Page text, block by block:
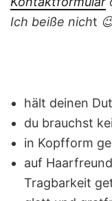
Ich beiße nicht
hält deinen
du brauchst
in Kopfform
auf
Tragbarkeit